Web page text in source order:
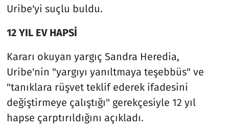
Uribe'yi suçlu buldu.
12 YIL EV HAPSİ
Kararı okuyan yargıç Sandra Heredia,
Uribe'nin "yargıyı yanıltmaya teşebbüs" ve
"tanıklara rüşvet teklif ederek ifadesini
değiştirmeye çalıştığı" gerekçesiyle 12 yıl
hapse çarptırıldığını açıkladı.